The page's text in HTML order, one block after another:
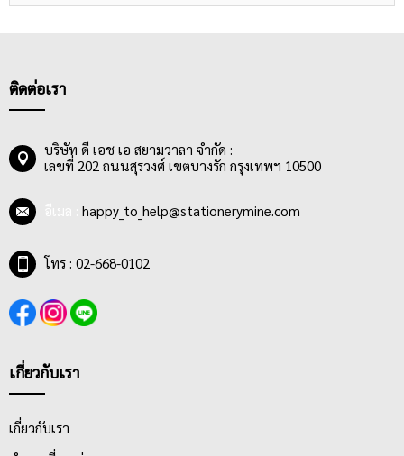
ติดต่อเรา
บริษัท ดี เอช เอ สยามวาลา จำกัด :
เลขที่ 202 ถนนสุรวงศ์ เขตบางรัก กรุงเทพฯ 10500
happy_to_help@stationerymine.com
โทร : 02-668-0102
เกี่ยวกับเรา
เกี่ยวกับเรา